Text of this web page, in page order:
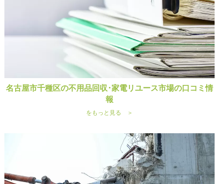
名古屋市千種区の不用品回収･家電リユース市場の口コミ情
報
をもっと見る ＞